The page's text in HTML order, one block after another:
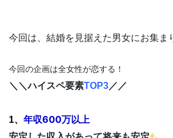
今回は、結婚を見据えた男女にお集
今回の企画は全女性が恋する！
＼＼ハイスペ要素TOP3／／
1、 年収600万以上